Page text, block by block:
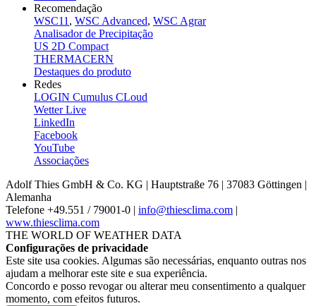
Recomendação
WSC11, WSC Advanced, WSC Agrar
Analisador de Precipitação
US 2D Compact
THERMACERN
Destaques do produto
Redes
LOGIN Cumulus CLoud
Wetter Live
LinkedIn
Facebook
YouTube
Associações
Adolf Thies GmbH & Co. KG | Hauptstraße 76 | 37083 Göttingen |
Alemanha
Telefone +49.551 /­ 79001-0 | info@thiesclima.com |
www.thiesclima.com
THE WORLD OF WEATHER DATA
Configurações de privacidade
Este site usa cookies. Algumas são necessárias, enquanto outras nos
ajudam a melhorar este site e sua experiência.
Concordo e posso revogar ou alterar meu consentimento a qualquer
momento, com efeitos futuros.